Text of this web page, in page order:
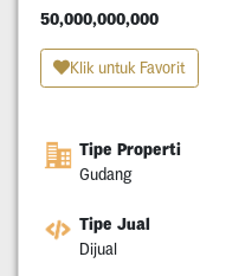
50,000,000,000
Klik untuk Favorit
Tipe Properti
Gudang
Tipe Jual
Dijual